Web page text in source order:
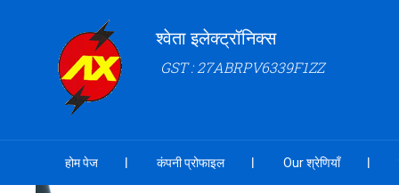
श्वेता इलेक्ट्रॉनिक्स
GST : 27ABRPV6339F1ZZ
होम पेज कंपनी प्रोफाइल Our श्रेणियाँ